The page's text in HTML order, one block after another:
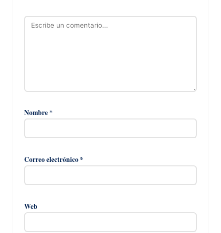
Nombre*
Correo electrónico*
Web